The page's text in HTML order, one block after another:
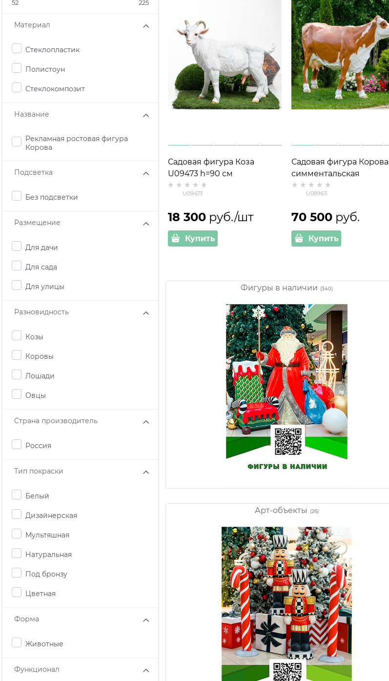
52 225
Материал
Стеклопластик
Полистоун
Стеклокомпозит
Название
Рекламная ростовая фигура
Корова
Подсветка
Без подсветки
Размещение
Для дачи
Для сада
Для улицы
Разновидность
Козы
Коровы
Лошади
Овцы
Страна производитель
Россия
Тип покраски
Белый
Дизайнерская
Мультяшная
Натуральная
Под бронзу
Цветная
Форма
Животные
Функционал
Садовая фигура Коза
U09473 h=90 см
стеклопластик
U09473
18 300 руб./шт
Купить
Садовая фигура Корова
симментальская
U08963
70 500 руб.
Купить
Фигуры в наличии (340)
Арт-объекты (26)